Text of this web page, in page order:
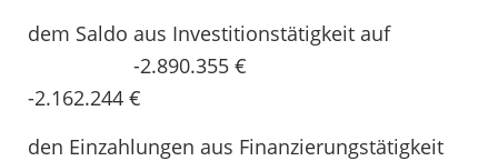
dem Saldo aus Investitionstätigkeit auf
-2.890.355 €
-2.162.244 €
den Einzahlungen aus Finanzierungstätigkeit